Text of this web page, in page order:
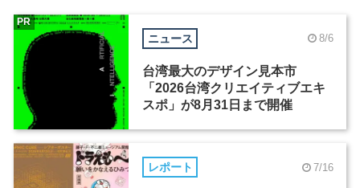
ニュース 8/6
台湾最大のデザイン見本市
「2026台湾クリエイティブエキ
スポ」が8月31日まで開催
PR
レポート 7/16